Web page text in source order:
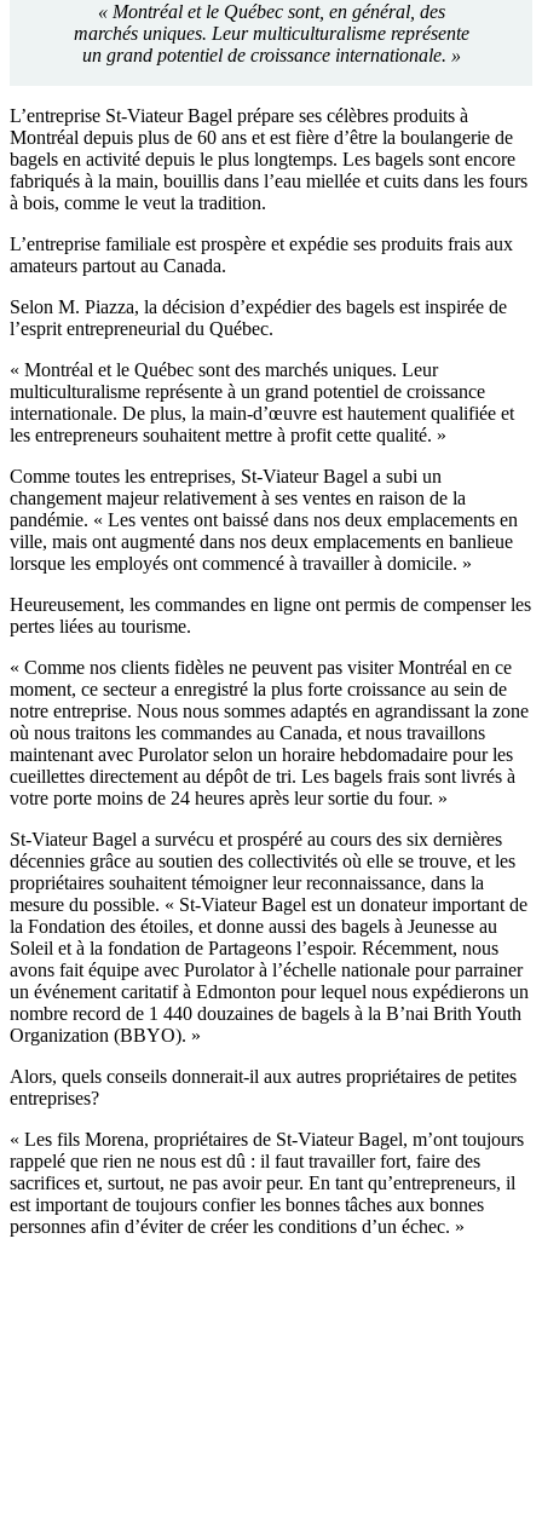
« Montréal et le Québec sont, en général, des
marchés uniques. Leur multiculturalisme représente
un grand potentiel de croissance internationale. »
L’entreprise St-Viateur Bagel prépare ses célèbres produits à
Montréal depuis plus de 60 ans et est fière d’être la boulangerie de
bagels en activité depuis le plus longtemps. Les bagels sont encore
fabriqués à la main, bouillis dans l’eau miellée et cuits dans les fours
à bois, comme le veut la tradition.
L’entreprise familiale est prospère et expédie ses produits frais aux
amateurs partout au Canada.
Selon M. Piazza, la décision d’expédier des bagels est inspirée de
l’esprit entrepreneurial du Québec.
« Montréal et le Québec sont des marchés uniques. Leur
multiculturalisme représente à un grand potentiel de croissance
internationale. De plus, la main-d’œuvre est hautement qualifiée et
les entrepreneurs souhaitent mettre à profit cette qualité. »
Comme toutes les entreprises, St-Viateur Bagel a subi un
changement majeur relativement à ses ventes en raison de la
pandémie. « Les ventes ont baissé dans nos deux emplacements en
ville, mais ont augmenté dans nos deux emplacements en banlieue
lorsque les employés ont commencé à travailler à domicile. »
Heureusement, les commandes en ligne ont permis de compenser les
pertes liées au tourisme.
« Comme nos clients fidèles ne peuvent pas visiter Montréal en ce
moment, ce secteur a enregistré la plus forte croissance au sein de
notre entreprise. Nous nous sommes adaptés en agrandissant la zone
où nous traitons les commandes au Canada, et nous travaillons
maintenant avec Purolator selon un horaire hebdomadaire pour les
cueillettes directement au dépôt de tri. Les bagels frais sont livrés à
votre porte moins de 24 heures après leur sortie du four. »
St-Viateur Bagel a survécu et prospéré au cours des six dernières
décennies grâce au soutien des collectivités où elle se trouve, et les
propriétaires souhaitent témoigner leur reconnaissance, dans la
mesure du possible. « St-Viateur Bagel est un donateur important de
la Fondation des étoiles, et donne aussi des bagels à Jeunesse au
Soleil et à la fondation de Partageons l’espoir. Récemment, nous
avons fait équipe avec Purolator à l’échelle nationale pour parrainer
un événement caritatif à Edmonton pour lequel nous expédierons un
nombre record de 1 440 douzaines de bagels à la B’nai Brith Youth
Organization (BBYO). »
Alors, quels conseils donnerait-il aux autres propriétaires de petites
entreprises?
« Les fils Morena, propriétaires de St-Viateur Bagel, m’ont toujours
rappelé que rien ne nous est dû : il faut travailler fort, faire des
sacrifices et, surtout, ne pas avoir peur. En tant qu’entrepreneurs, il
est important de toujours confier les bonnes tâches aux bonnes
personnes afin d’éviter de créer les conditions d’un échec. »